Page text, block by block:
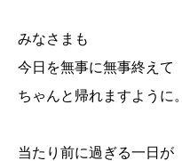
みなさまも
今日を無事に無事終えて
ちゃんと帰れますように。
当たり前に過ぎる一日が